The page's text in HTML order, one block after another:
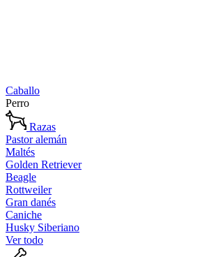
Caballo
Perro
Razas
Pastor alemán
Maltés
Golden Retriever
Beagle
Rottweiler
Gran danés
Caniche
Husky Siberiano
Ver todo